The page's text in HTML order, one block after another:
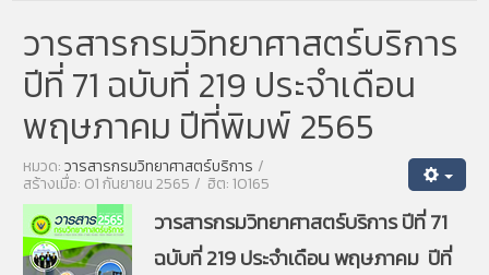
วารสารกรมวิทยาศาสตร์บริการ
ปีที่ 71 ฉบับที่ 219 ประจำเดือน
พฤษภาคม ปีที่พิมพ์ 2565
หมวด:วารสารกรมวิทยาศาสตร์บริการ
สร้างเมื่อ: 01 กันยายน 2565 ฮิต: 10165
วารสารกรมวิทยาศาสตร์บริการ ปีที่ 71
ฉบับที่ 219 ประจำเดือน พฤษภาคม ปีที่